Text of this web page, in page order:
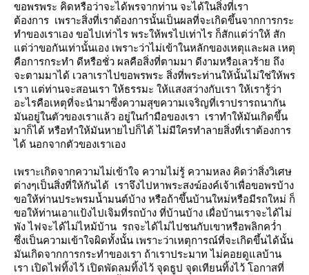
ขอพรพระ คิดหรือว่าจะได้พรจากท่าน จะได้ในสิ่งที่เรา
ต้องการ เพราะสิ่งที่เราต้องการนั้นเป็นผลที่จะเกิดขึ้นจากการกระ
ทำของเราเอง ขอไปเท่าไร พระให้พรไปเท่าไร ก็สักแต่ว่าให้ สัก
ต่ว่าขอกันเท่านั้นเอง เพราะว่าไม่เข้าในหลักของเหตุและผล เหตุ
คือการกระทำ ดีหรือชั่ว ผลคือสิ่งที่ตามมา ดีงามหรือเลวร้าย ถึง
จะตามมาได้ เวลาเราไปขอพรพระ สิ่งที่พระท่านให้นั้นไม่ใช่ให้พร
เรา แต่ท่านจะสอนเรา ให้ธรรมะ ให้แสงสว่างกับเรา ให้เรารู้ว่า
อะไรคือเหตุที่จะนำมาซึ่งความสุขความเจริญที่เราปรารถนากัน
มันอยู่ในตัวของเราแล้ว อยู่ในกำมือของเรา เราทำให้มันเกิดขึ้น
มาก็ได้ หรือทำให้มันหายไปก็ได้ ไม่มีใครทำลายสิ่งที่เราต้องการ
ได้ นอกจากตัวของเราเอง
เพราะเกิดจากความไม่เข้าใจ ความไม่รู้ ความหลง คิดว่าสิ่งวิเศษ
ต่างๆเป็นสิ่งที่ให้กันได้ เราจึงไปหาพระสงฆ์องค์เจ้าเพื่อขอพรบ้าง
ขอให้ท่านประพรมน้ำมนต์บ้าง หรือถ้าขึ้นบ้านใหม่หรือมีรถใหม่ ก็
ขอให้ท่านเอาแป้งไปเจิมที่รถบ้าง ที่บ้านบ้าง เผื่อบ้านเราจะได้ไม่
พัง ไฟจะได้ไม่ไหม้บ้าน รถจะได้ไม่ไปชนกับเขาหรือพลิกคว่ำ
ซึ่งเป็นความเข้าใจผิดทั้งนั้น เพราะว่าเหตุการณ์ที่จะเกิดขึ้นได้นั้น
มันเกิดจากการกระทำของเรา ถ้าเราประมาท ไม่คอยดูแลบ้าน
เรา เปิดไฟทิ้งไว้ เปิดพัดลมทิ้งไว้ จุดธูป จุดเทียนทิ้งไว้ โอกาสที่